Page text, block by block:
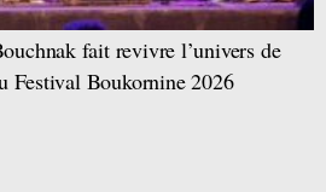
fait revivre l’univers de
Festival Boukornine 2026